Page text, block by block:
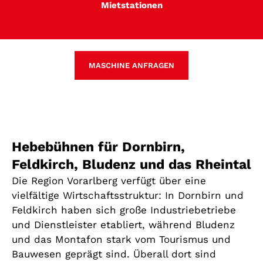
Mietstationen
MASCHINE ANFRAGEN
Hebebühnen für Dornbirn,
Feldkirch, Bludenz und das Rheintal
Die Region Vorarlberg verfügt über eine
vielfältige Wirtschaftsstruktur: In Dornbirn und
Feldkirch haben sich große Industriebetriebe
und Dienstleister etabliert, während Bludenz
und das Montafon stark vom Tourismus und
Bauwesen geprägt sind. Überall dort sind